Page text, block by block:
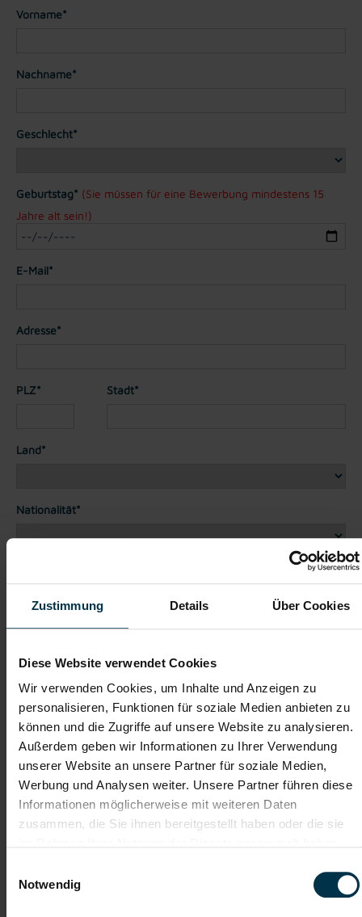
Zustimmung Details Über Cookies
Diese Website verwendet Cookies
Wir verwenden Cookies, um Inhalte und Anzeigen zu
personalisieren, Funktionen für soziale Medien anbieten zu
können und die Zugriffe auf unsere Website zu analysieren.
Außerdem geben wir Informationen zu Ihrer Verwendung
unserer Website an unsere Partner für soziale Medien,
Werbung und Analysen weiter. Unsere Partner führen diese
Informationen möglicherweise mit weiteren Daten
zusammen, die Sie ihnen bereitgestellt haben oder die sie
Notwendig
Vorname*
Nachname*
Geschlecht*
Geburtstag* (Sie müssen für eine Bewerbung mindestens 15
Jahre alt sein!)
E-Mail*
Adresse*
PLZ* Stadt*
Land*
Nationalität*
Dateianhänge (max. 30MB gesamt - Bilder, Word oder PDF)
Bewerbungsschreiben
Empfehlungschreiben / Zeugnisse